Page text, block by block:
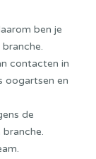
ben je
contacten in
oogartsen en
de